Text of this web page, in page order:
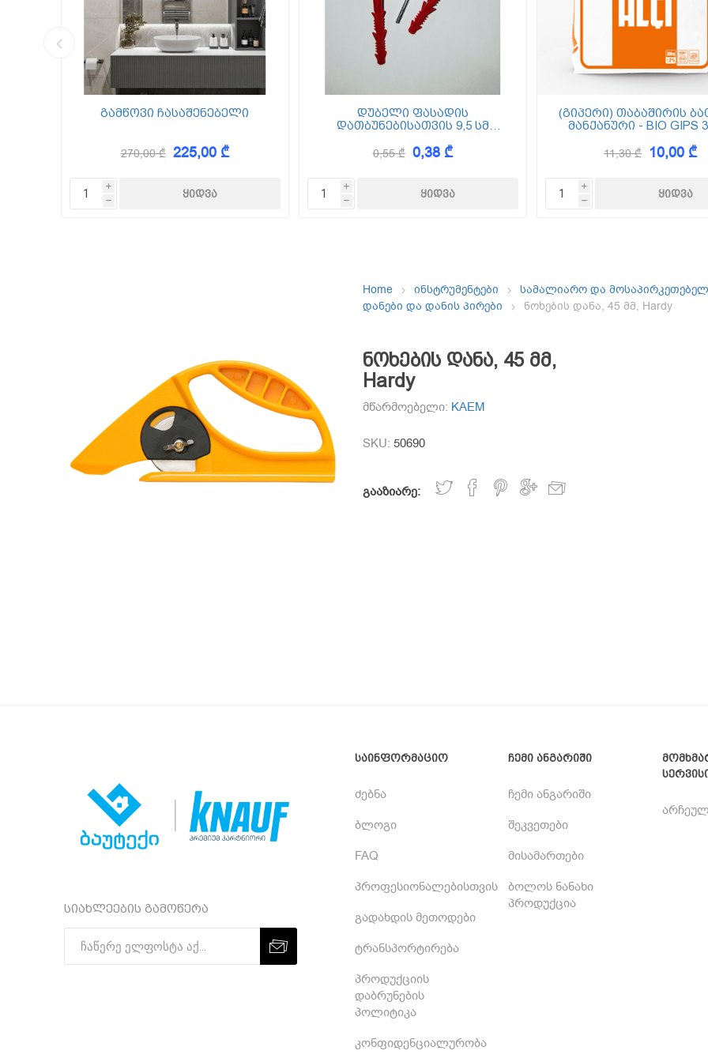
კედლის შემოსვები
KAEM Dekor
გამწოვი ჩასაშენებელი
270,00 ₾ 225,00 ₾
i
h
დუბელი ფასადის
დათბუნებისათვის 9,5 სმ
0,55 ₾ 0,38 ₾
i
h
(გიპერი) თაბაშირის
მანქანური - BIO GIPS
11,30 ₾ 10,00 ₾
i
h
Home ინსტრუმენტები
სამალიარო და
დანები და დანის პირები
ნოხების დანა, 45 მმ, Hardy
ნოხების დანა, 45 მმ,
Hardy
მწარმოებელი: KAEM
SKU: 50690
გააზიარე:
სიახლეების გამოწერა
საინფორმაციო
ძებნა
ბლოგი
FAQ
პროფესიონალებისთვის
გადახდის მეთოდები
ტრანსპორტირება
პროდუქციის
დაბრუნების
პოლიტიკა
კონფიდენციალურობა
ჩემი ანგარიში
ჩემი ანგარიში
შეკვეთები
მისამართები
ბოლოს ნანახი
პროდუქცია